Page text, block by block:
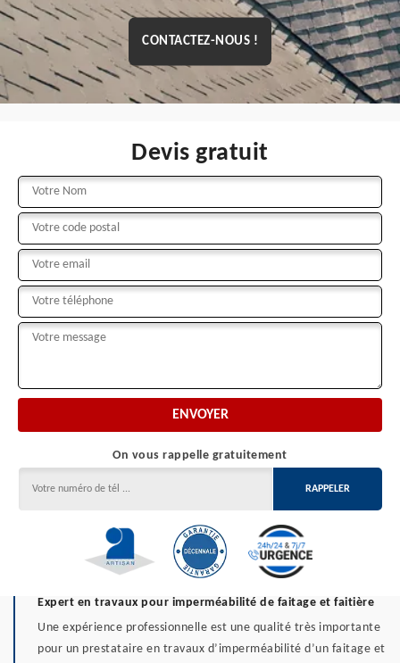
CONTACTEZ-NOUS !
Devis gratuit
On vous rappelle gratuitement
Expert en travaux pour imperméabilité de faitage et faitière
Une expérience professionnelle est une qualité très importante
pour un prestataire en travaux d’imperméabilité d’un faitage et